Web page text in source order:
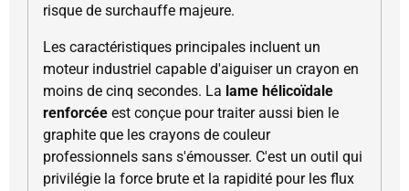
risque de surchauffe majeure.
Les caractéristiques principales incluent un
moteur industriel capable d'aiguiser un crayon en
moins de cinq secondes. La lame hélicoïdale
renforcée est conçue pour traiter aussi bien le
graphite que les crayons de couleur
professionnels sans s'émousser. C'est un outil qui
privilégie la force brute et la rapidité pour les flux